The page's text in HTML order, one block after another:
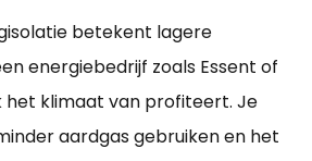
betekent lagere
energiebedrijf zoals Essent of
het klimaat van profiteert. Je
aardgas gebruiken en het